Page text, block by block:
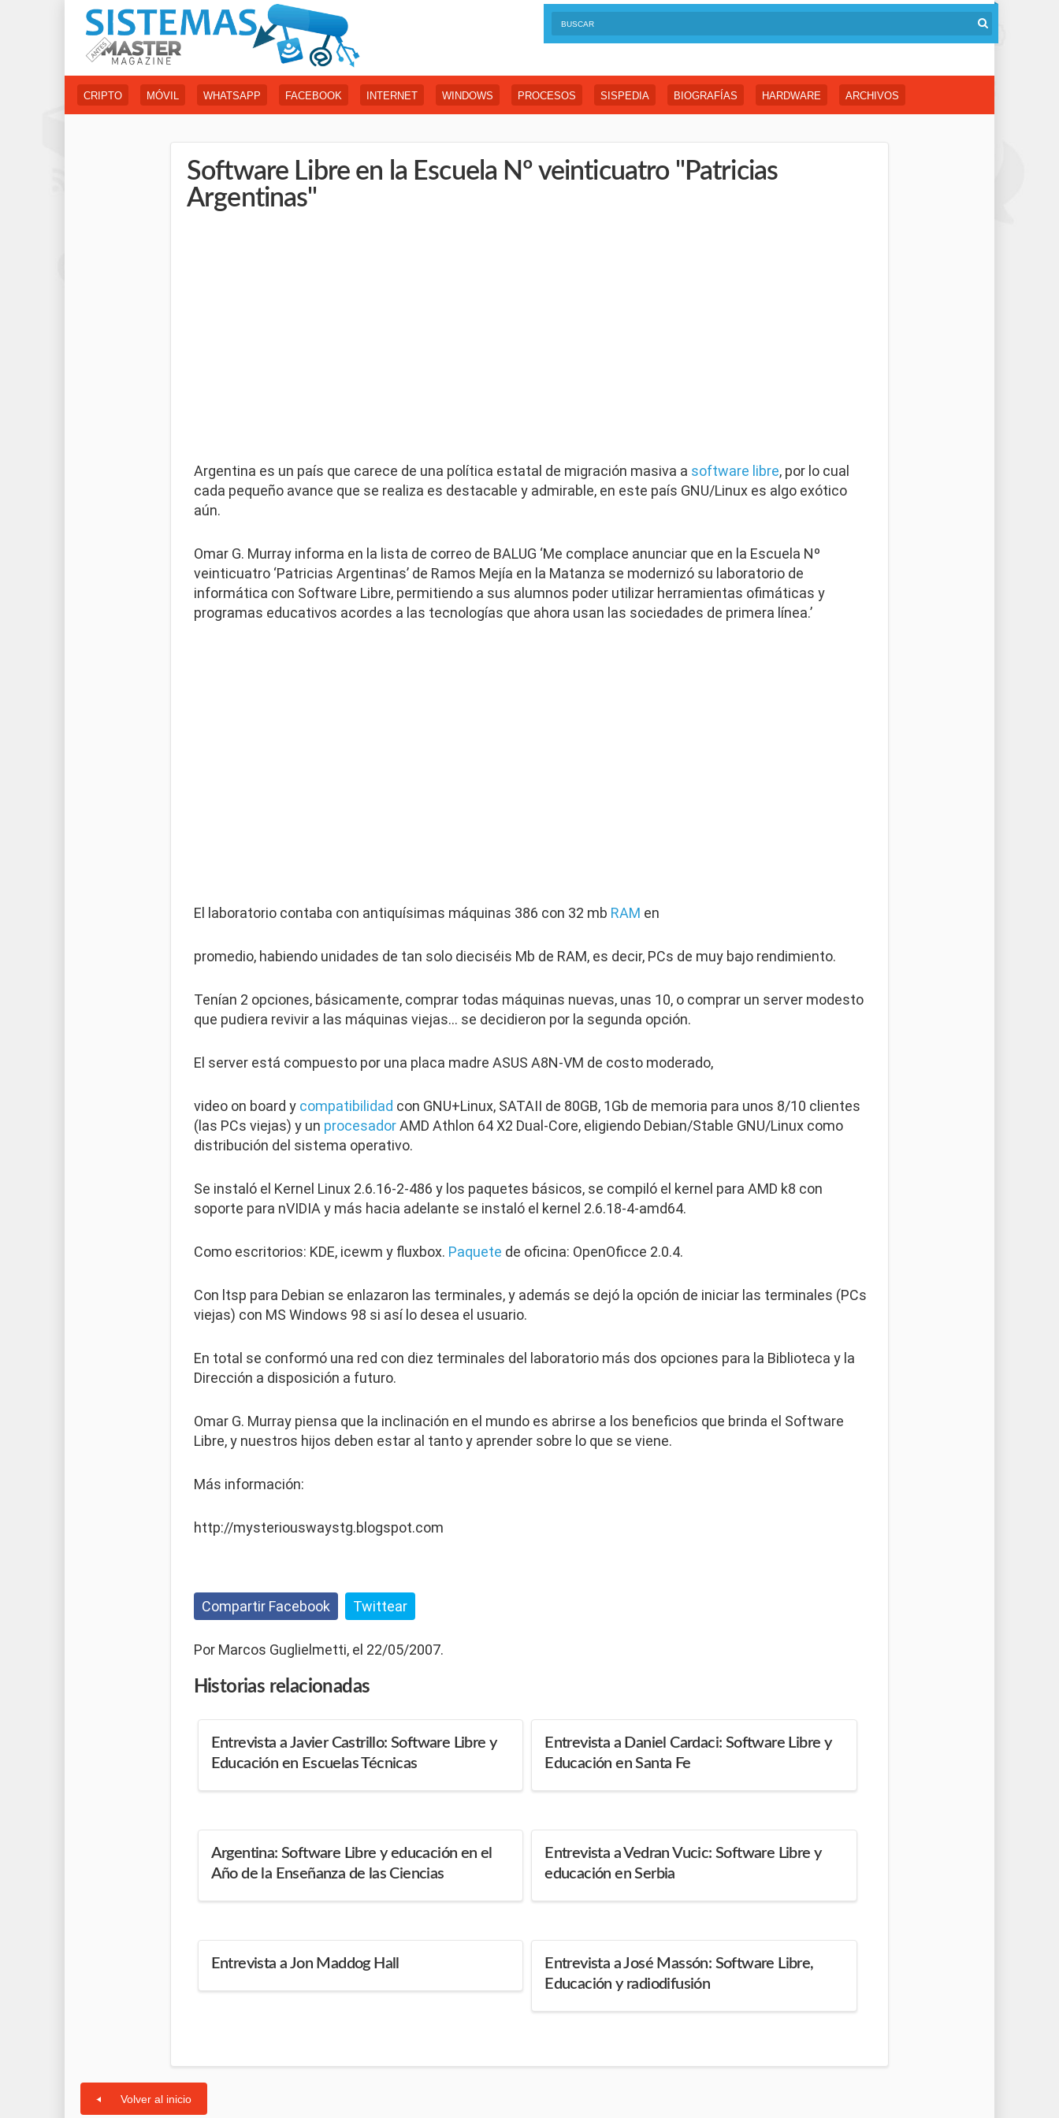
CRIPTO MÓVIL WHATSAPP FACEBOOK INTERNET WINDOWS PROCESOS SISPEDIA BIOGRAFÍAS HARDWARE ARCHIVOS
Software Libre en la Escuela Nº veinticuatro "Patricias
Argentinas"
Argentina es un país que carece de una política estatal de migración masiva a software libre, por lo cual
cada pequeño avance que se realiza es destacable y admirable, en este país GNU/Linux es algo exótico
aún.
Omar G. Murray informa en la lista de correo de BALUG ‘Me complace anunciar que en la Escuela Nº
veinticuatro ‘Patricias Argentinas’ de Ramos Mejía en la Matanza se modernizó su laboratorio de
informática con Software Libre, permitiendo a sus alumnos poder utilizar herramientas ofimáticas y
programas educativos acordes a las tecnologías que ahora usan las sociedades de primera línea.’
El laboratorio contaba con antiquísimas máquinas 386 con 32 mb RAM en
promedio, habiendo unidades de tan solo dieciséis Mb de RAM, es decir, PCs de muy bajo rendimiento.
Tenían 2 opciones, básicamente, comprar todas máquinas nuevas, unas 10, o comprar un server modesto
que pudiera revivir a las máquinas viejas… se decidieron por la segunda opción.
El server está compuesto por una placa madre ASUS A8N-VM de costo moderado,
video on board y compatibilidad con GNU+Linux, SATAII de 80GB, 1Gb de memoria para unos 8/10 clientes
(las PCs viejas) y un procesadorAMD Athlon 64 X2 Dual-Core, eligiendo Debian/Stable GNU/Linux como
distribución del sistema operativo.
Se instaló el Kernel Linux 2.6.16-2-486 y los paquetes básicos, se compiló el kernel para AMD k8 con
soporte para nVIDIA y más hacia adelante se instaló el kernel 2.6.18-4-amd64.
Como escritorios: KDE, icewm y fluxbox. Paquete de oficina: OpenOficce 2.0.4.
Con ltsp para Debian se enlazaron las terminales, y además se dejó la opción de iniciar las terminales (PCs
viejas) con MS Windows 98 si así lo desea el usuario.
En total se conformó una red con diez terminales del laboratorio más dos opciones para la Biblioteca y la
Dirección a disposición a futuro.
Omar G. Murray piensa que la inclinación en el mundo es abrirse a los beneficios que brinda el Software
Libre, y nuestros hijos deben estar al tanto y aprender sobre lo que se viene.
Más información:
http://mysteriouswaystg.blogspot.com
Compartir Facebook Twittear
Por Marcos Guglielmetti, el 22/05/2007.
Historias relacionadas
Entrevista a Javier Castrillo: Software Libre y
Educación en Escuelas Técnicas
Entrevista a Daniel Cardaci: Software Libre y
Educación en Santa Fe
Argentina: Software Libre y educación en el
Año de la Enseñanza de las Ciencias
Entrevista a Vedran Vucic: Software Libre y
educación en Serbia
Entrevista a Jon Maddog Hall
Entrevista a José Massón: Software Libre,
Educación y radiodifusión
Volver al inicio